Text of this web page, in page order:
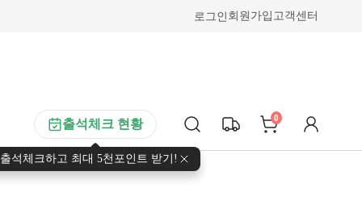
로그인 회원가입 고객센터
출석체크 현황
출석체크하고 최대 5천포인트 받기!
0